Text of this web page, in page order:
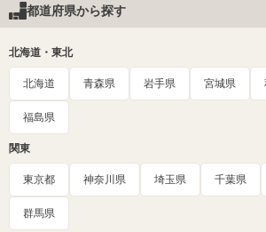
都道府県から探す
北海道・東北
北海道 青森県 岩手県 宮城県
福島県
関東
東京都 神奈川県 埼玉県 千葉県
群馬県